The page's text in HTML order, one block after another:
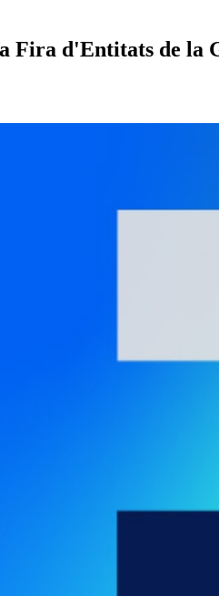
Fira d'Entitats de la